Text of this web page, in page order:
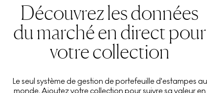
Découvrez les données
du marché en direct pour
votre collection
Le seul système de gestion de portefeuille d'estampes au
monde. Ajoutez votre collection pour suivre sa valeur en